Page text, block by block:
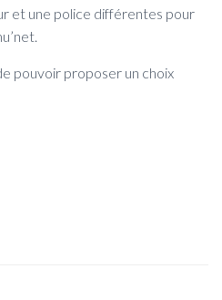
et une police différentes pour
pouvoir proposer un choix